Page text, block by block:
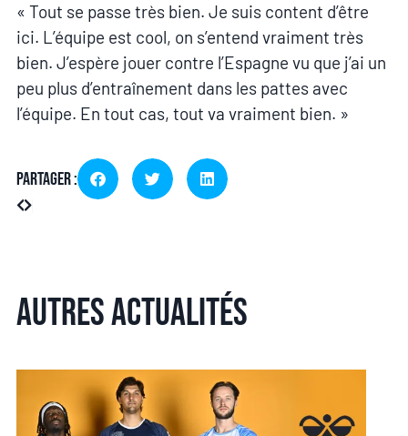
« Tout se passe très bien. Je suis content d’être
ici. L’équipe est cool, on s’entend vraiment très
bien. J’espère jouer contre l’Espagne vu que j’ai un
peu plus d’entraînement dans les pattes avec
l’équipe. En tout cas, tout va vraiment bien. »
Partager :
Autres actualités